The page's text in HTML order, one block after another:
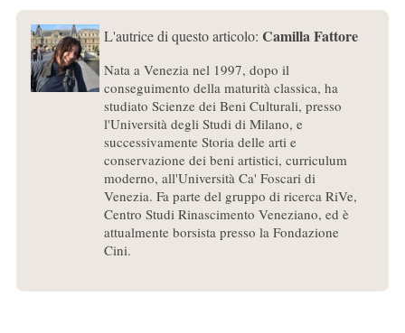
L'autrice di questo articolo: Camilla Fattore
Nata a Venezia nel 1997, dopo il
conseguimento della maturità classica, ha
studiato Scienze dei Beni Culturali, presso
l'Università degli Studi di Milano, e
successivamente Storia delle arti e
conservazione dei beni artistici, curriculum
moderno, all'Università Ca' Foscari di
Venezia. Fa parte del gruppo di ricerca RiVe,
Centro Studi Rinascimento Veneziano, ed è
attualmente borsista presso la Fondazione
Cini.